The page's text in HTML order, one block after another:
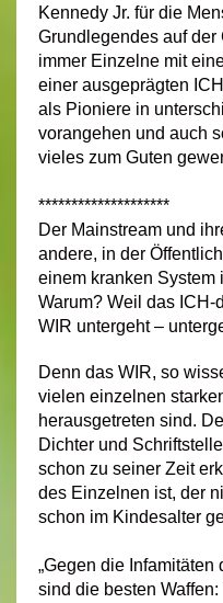
Kennedy Jr. für die
Grundlegendes auf der
immer Einzelne mit
einer ausgeprägten
als Pioniere in
vorangehen und auch
vieles zum Guten
********************
Der Mainstream und
andere, in der
einem kranken System
Warum? Weil das
WIR untergeht –
Denn das WIR, so
vielen einzelnen
herausgetreten sind.
Dichter und
schon zu seiner Zeit
des Einzelnen ist, der
schon im Kindesalter
„Gegen die Infamitäten
sind die besten Waffen: